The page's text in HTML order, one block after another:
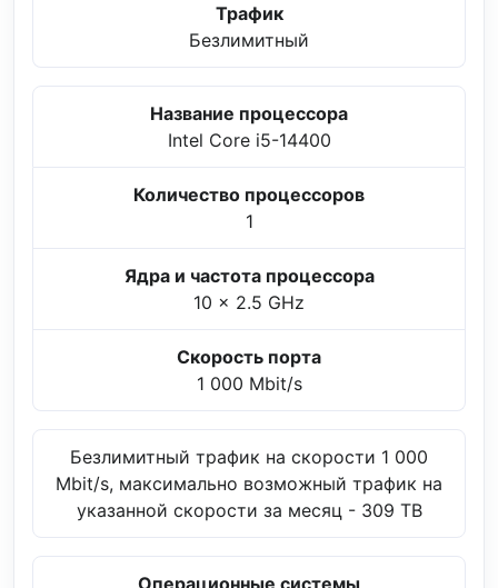
Трафик
Безлимитный
Название процессора
Intel Core i5-14400
Количество процессоров
1
Ядра и частота процессора
10 x 2.5 GHz
Скорость порта
1 000 Mbit/s
Безлимитный трафик на скорости 1 000
Mbit/s, максимально возможный трафик на
указанной скорости за месяц - 309 TB
Операционные системы